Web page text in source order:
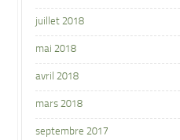
juillet 2018
mai 2018
avril 2018
mars 2018
septembre 2017